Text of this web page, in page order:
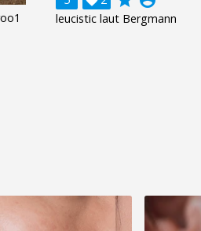
leucistic laut Bergmann